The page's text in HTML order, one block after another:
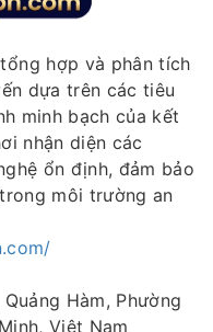
hợp và phân tích
dựa trên các tiêu
minh bạch của kết
nhận diện các
ổn định, đảm bảo
môi trường an
Hàm, Phường
Việt Nam